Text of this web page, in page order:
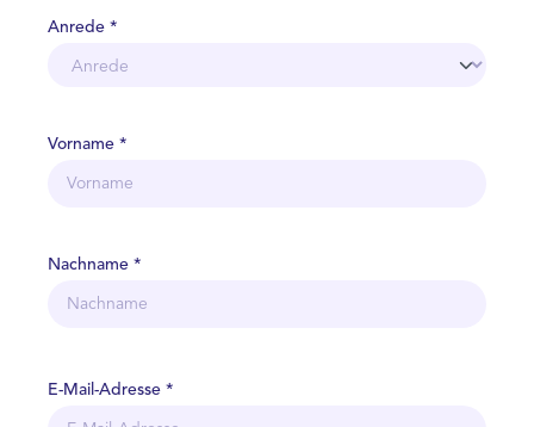
Anrede *
Vorname *
Nachname *
E-Mail-Adresse *